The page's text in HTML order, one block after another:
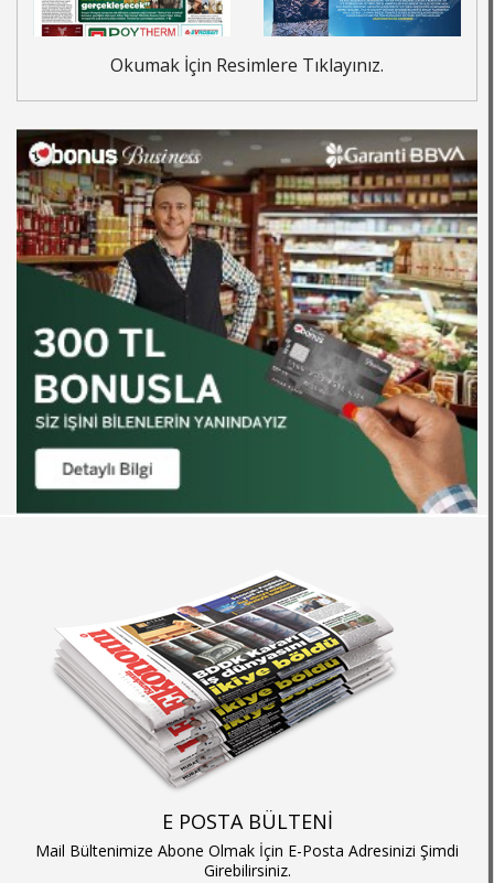
Okumak İçin Resimlere Tıklayınız.
E POSTA BÜLTENİ
Mail Bültenimize Abone Olmak İçin E-Posta Adresinizi Şimdi
Girebilirsiniz.